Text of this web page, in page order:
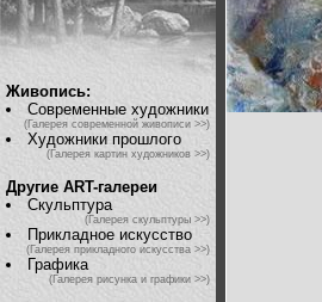
Живопись:
Современные художники
(Галерея современной живописи >>)
Художники прошлого
(Галерея картин художников >>)
Другие ART-галереи
Скульптура
(Галерея скульптуры >>)
Прикладное искусство
(Галерея прикладного искусства >>)
Графика
(Галерея рисунка и графики >>)